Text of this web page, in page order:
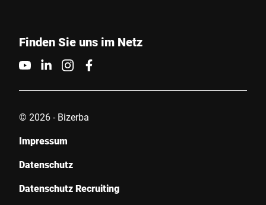
Finden Sie uns im Netz
© 2026 - Bizerba
Impressum
Datenschutz
Datenschutz Recruiting